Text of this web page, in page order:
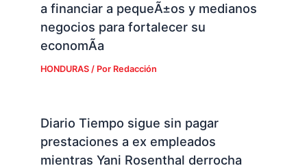
a financiar a pequeÃ±os y medianos
negocios para fortalecer su
economÃ­a
HONDURAS/ Por Redacción
Diario Tiempo sigue sin pagar
prestaciones a ex empleados
mientras Yani Rosenthal derrocha